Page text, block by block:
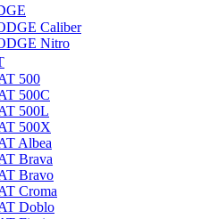
Caliber
Nitro
500
500C
500L
500X
Albea
Brava
Bravo
Croma
Doblo